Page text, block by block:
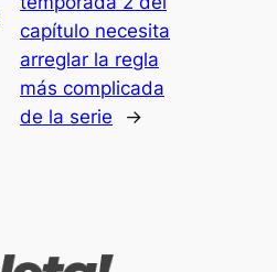
capítulo necesita
arreglar la regla
más complicada
de la serie
→